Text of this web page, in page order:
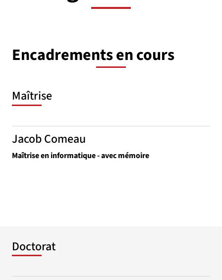
Encadrements en cours
Maîtrise
Jacob Comeau
Maîtrise en informatique - avec mémoire
Doctorat